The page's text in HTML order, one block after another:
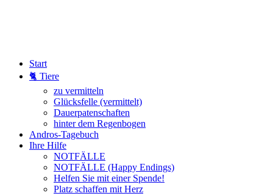
Start
🐈 Tiere
zu vermitteln
Glücksfelle (vermittelt)
Dauerpatenschaften
hinter dem Regenbogen
Andros-Tagebuch
Ihre Hilfe
NOTFÄLLE
NOTFÄLLE (Happy Endings)
Helfen Sie mit einer Spende!
Platz schaffen mit Herz